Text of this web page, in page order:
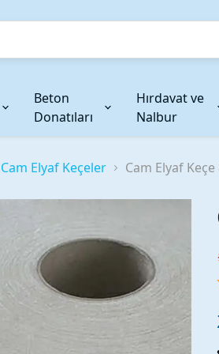
Karbon Fiber
Karbon Fiber Kırpılmış
Jelkot ve Pigmentler
Beton
Donatıları
Hırdavat ve
Nalbur
Cam Elyaf Keçeler Cam Elyaf